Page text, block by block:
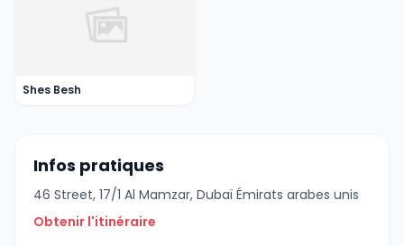
Shes Besh
Infos pratiques
46 Street, 17/1 Al Mamzar, Dubaï Émirats arabes unis
Obtenir l'itinéraire